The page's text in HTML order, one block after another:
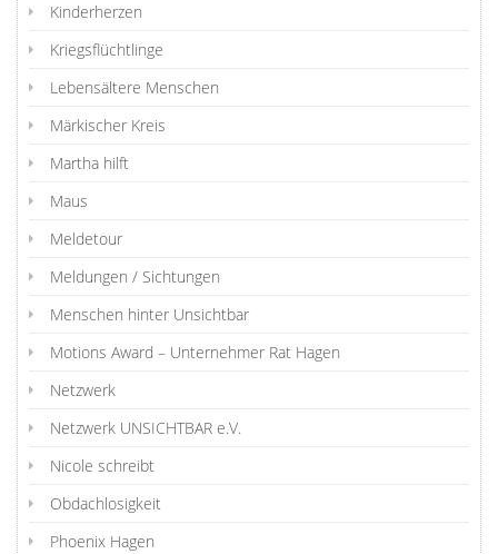
Kinderherzen
Kriegsflüchtlinge
Lebensältere Menschen
Märkischer Kreis
Martha hilft
Maus
Meldetour
Meldungen / Sichtungen
Menschen hinter Unsichtbar
Motions Award – Unternehmer Rat Hagen
Netzwerk
Netzwerk UNSICHTBAR e.V.
Nicole schreibt
Obdachlosigkeit
Phoenix Hagen